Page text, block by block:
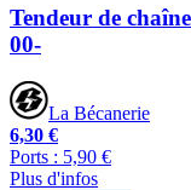
Tendeur de
00-
La Bécanerie
6,30 €
Ports : 5,90 €
Plus d'infos